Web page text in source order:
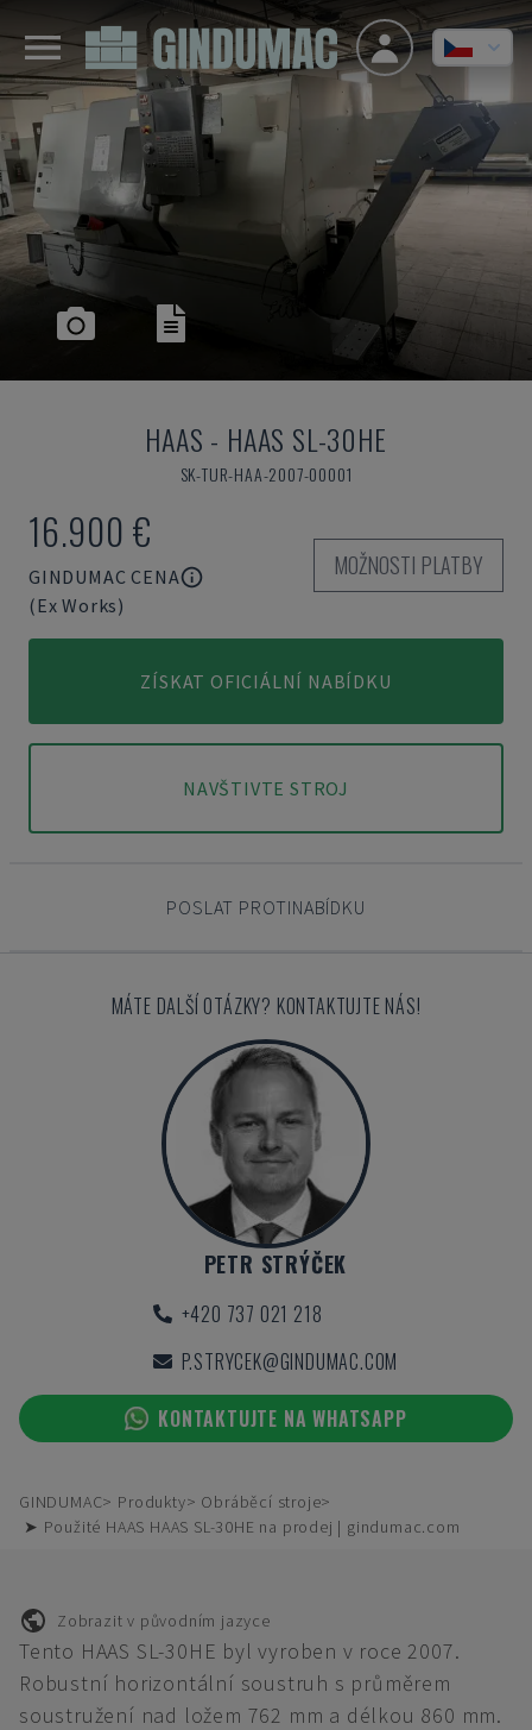
HAAS - HAAS SL-30HE
SK-TUR-HAA-2007-00001
16.900 €
GINDUMAC CENA
(Ex Works)
MOŽNOSTI PLATBY
ZÍSKAT OFICIÁLNÍ NABÍDKU
NAVŠTIVTE STROJ
POSLAT PROTINABÍDKU
MÁTE DALŠÍ OTÁZKY? KONTAKTUJTE NÁS!
PETR STRÝČEK
+420 737 021 218
P.STRYCEK@GINDUMAC.COM
KONTAKTUJTE NA WHATSAPP
GINDUMAC Produkty
Obráběcí stroje
➤ Použité HAAS HAAS SL-30HE na prodej | gindumac.com
Zobrazit v původním jazyce
Tento HAAS SL-30HE byl vyroben v roce 2007.
Robustní horizontální soustruh s průměrem
soustružení nad ložem 762 mm a délkou 860 mm.